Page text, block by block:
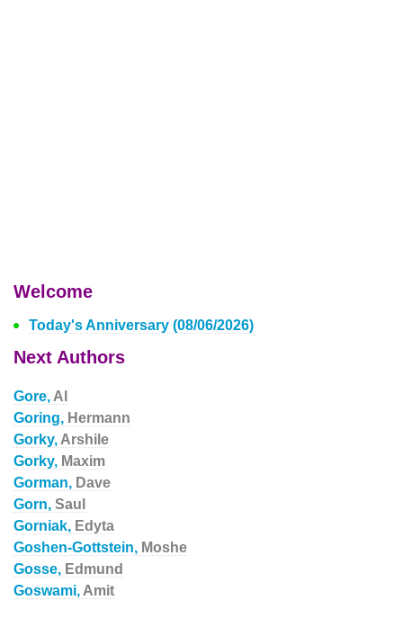
Welcome
Today's Anniversary (08/06/2026)
Next Authors
Gore, Al
Goring, Hermann
Gorky, Arshile
Gorky, Maxim
Gorman, Dave
Gorn, Saul
Gorniak, Edyta
Goshen-Gottstein, Moshe
Gosse, Edmund
Goswami, Amit